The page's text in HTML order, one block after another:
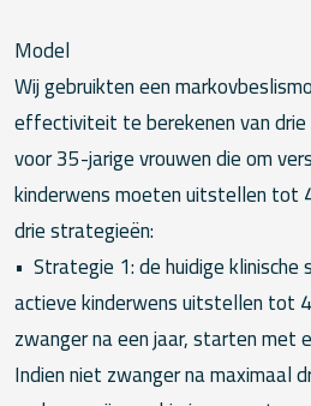
Model
Wij gebruikten een
effectiviteit te berekenen van
voor 35-jarige vrouwen die om
kinderwens moeten uitstellen tot
drie strategieën:
• Strategie 1: de huidige klinische
actieve kinderwens uitstellen tot
zwanger na een jaar, starten met
Indien niet zwanger na maximaal